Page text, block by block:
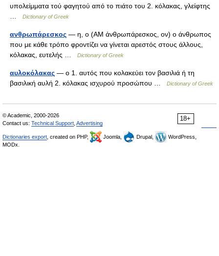
υπολείμματα τού φαγητού από το πιάτο του 2. κόλακας, γλείφτης
Dictionary of Greek
ανθρωπάρεσκος — η, ο (AM ἀνθρωπάρεσκος, ον) ο άνθρωπος
που με κάθε τρόπο φροντίζει να γίνεται αρεστός στους άλλους,
κόλακας, ευτελής …
Dictionary of Greek
αυλοκόλακας — ο 1. αυτός που κολακεύει τον βασιλιά ή τη
βασιλική αυλή 2. κόλακας ισχυρού προσώπου …
Dictionary of Greek
18+
© Academic, 2000-2026
Contact us: Technical Support Advertising
Dictionaries export , created on PHP, Joomla, Drupal,
WordPress,
MODx.